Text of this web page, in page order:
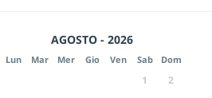
AGOSTO - 2026
Lun Mar Mer Gio Ven Sab Dom
1
2